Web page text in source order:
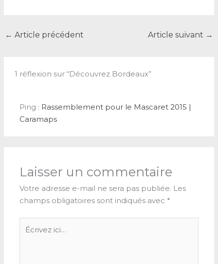
← Article précédent Article suivant →
1 réflexion sur “Découvrez Bordeaux”
Ping : Rassemblement pour le Mascaret 2015 |
Caramaps
Laisser un commentaire
Votre adresse e-mail ne sera pas publiée. Les
champs obligatoires sont indiqués avec *
Écrivez
ici…